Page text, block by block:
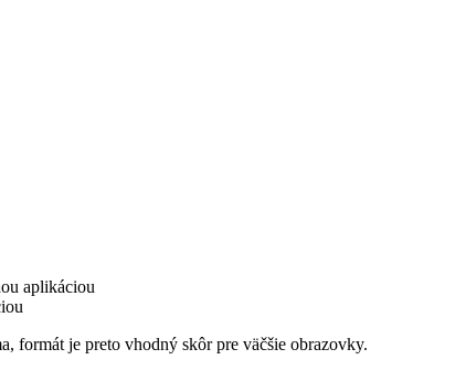
aplikáciou
formát je preto vhodný skôr pre väčšie obrazovky.